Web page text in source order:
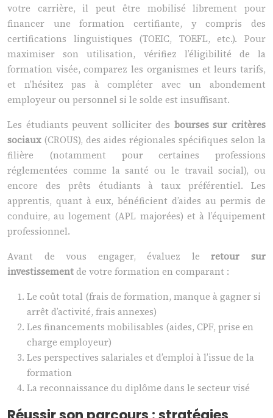
votre carrière, il peut être mobilisé librement pour
financer une formation certifiante, y compris des
certifications linguistiques (TOEIC, TOEFL, etc.). Pour
maximiser son utilisation, vérifiez l’éligibilité de la
formation visée, comparez les organismes et leurs tarifs,
et n’hésitez pas à compléter avec un abondement
employeur ou personnel si le solde est insuffisant.
Les étudiants peuvent solliciter des bourses sur critères
sociaux(CROUS), des aides régionales spécifiques selon la
filière (notamment pour certaines professions
réglementées comme la santé ou le travail social), ou
encore des prêts étudiants à taux préférentiel. Les
apprentis, quant à eux, bénéficient d’aides au permis de
conduire, au logement (APL majorées) et à l’équipement
professionnel.
Avant de vous engager, évaluez leretour sur
investissementde votre formation en comparant :
Le coût total (frais de formation, manque à gagner si
arrêt d’activité, frais annexes)
Les financements mobilisables (aides, CPF, prise en
charge employeur)
Les perspectives salariales et d’emploi à l’issue de la
formation
La reconnaissance du diplôme dans le secteur visé